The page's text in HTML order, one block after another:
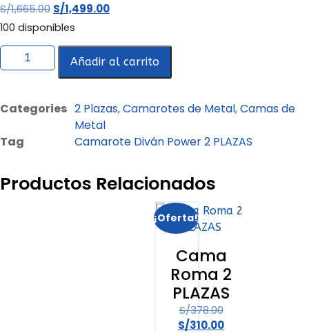
S/1,665.00 S/1,499.00
100 disponibles
Añadir al carrito
Categories 2 Plazas,Camarotes de Metal,Camas de
Metal
Tag
Camarote Diván Power 2 PLAZAS
Productos Relacionados
¡Oferta!
Cama
Roma 2
PLAZAS
S/378.00
S/310.00